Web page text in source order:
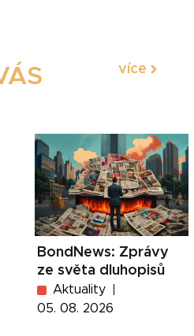
více
BondNews: Zprávy
ze světa dluhopisů
Aktuality
05. 08. 2026